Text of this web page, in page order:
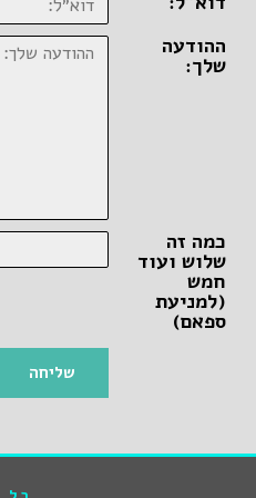
ההודעה
שלך:
כמה זה
שלוש ועוד
חמש
(למניעת
ספאם)
שליחה